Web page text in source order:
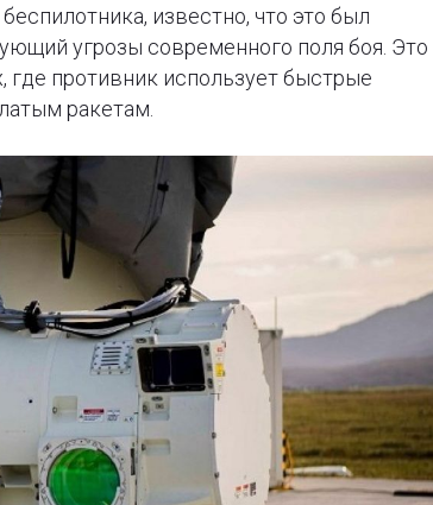
известно, что это был
угрозы современного поля боя. Это
где противник использует быстрые
ракетам.